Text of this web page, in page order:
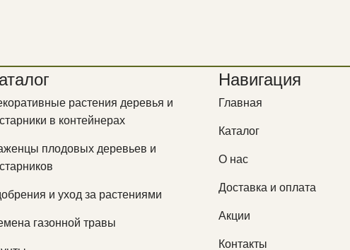
растения деревья и
в контейнерах
плодовых деревьев и
и уход за растениями
газонной травы
Навигация
Главная
Каталог
О нас
Доставка и оплата
Акции
Контакты